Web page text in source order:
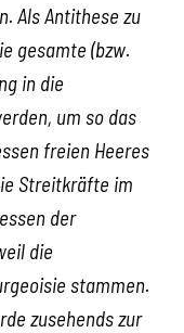
Als Antithese zu
gesamte (bzw.
in die
um so das
freien Heeres
Streitkräfte im
der
die
stammen.
zusehends zur